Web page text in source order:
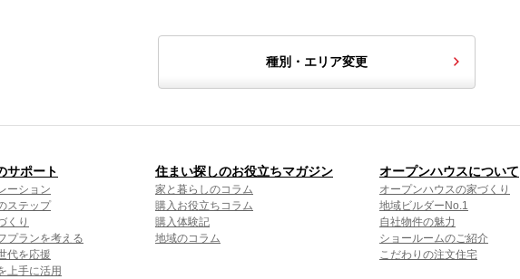
種別・エリア変更
サポート
ーション
ステップ
くり
プランを考える
代を応援
上手に活用
住まい探しのお役立ちマガジン
家と暮らしのコラム
購入お役立ちコラム
購入体験記
地域のコラム
オープンハウスについて
オープンハウスの家づくり
地域ビルダーNo.1
自社物件の魅力
ショールームのご紹介
こだわりの注文住宅